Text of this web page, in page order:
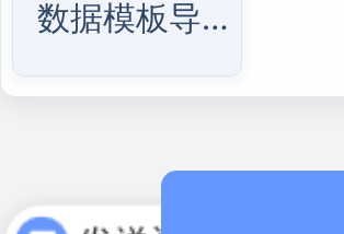
数据模板导入
发送资料